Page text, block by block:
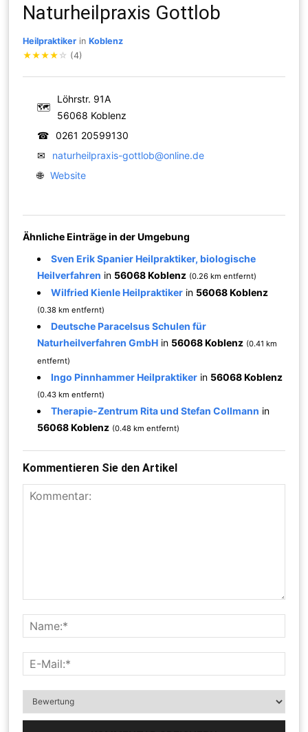
Naturheilpraxis Gottlob
Heilpraktiker inKoblenz
★★★★ ☆ (4)
🗺
Löhrstr. 91A
56068 Koblenz
☎
0261 20599130
✉
naturheilpraxis-gottlob@online.de
🌐 Website
Ähnliche Einträge in der Umgebung
Sven Erik Spanier Heilpraktiker, biologische
Heilverfahren in 56068 Koblenz (0.26 km entfernt)
Wilfried Kienle Heilpraktiker in 56068 Koblenz
(0.38 km entfernt)
Deutsche Paracelsus Schulen für
Naturheilverfahren GmbH in 56068 Koblenz (0.41 km
entfernt)
Ingo Pinnhammer Heilpraktiker in 56068 Koblenz
(0.43 km entfernt)
Therapie-Zentrum Rita und Stefan Collmann in
56068 Koblenz (0.48 km entfernt)
Kommentieren Sie den Artikel